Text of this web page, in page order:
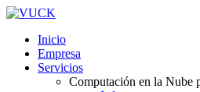
Inicio
Empresa
Servicios
Computación en la Nube